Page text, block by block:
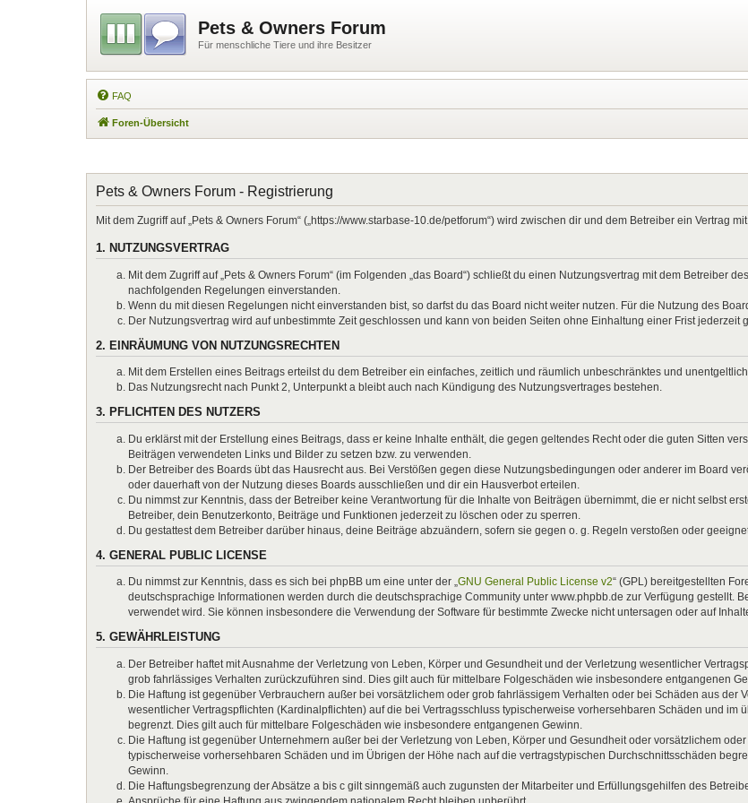
Pets & Owners Forum
Für menschliche Tiere und ihre Besitzer
FAQ
Foren-Übersicht
Pets & Owners Forum - Registrierung
Mit dem Zugriff auf „Pets & Owners Forum“ („https://www.starbase-10.de/petforum“) wird zwischen dir und dem Betreiber ein Vertrag
1. NUTZUNGSVERTRAG
Mit dem Zugriff auf „Pets & Owners Forum“ (im Folgenden „das Board“) schließt du einen Nutzungsvertrag mit dem Betreiber
nachfolgenden Regelungen einverstanden.
Wenn du mit diesen Regelungen nicht einverstanden bist, so darfst du das Board nicht weiter nutzen. Für die Nutzung des
Der Nutzungsvertrag wird auf unbestimmte Zeit geschlossen und kann von beiden Seiten ohne Einhaltung einer Frist jederzeit
2. EINRÄUMUNG VON NUTZUNGSRECHTEN
Mit dem Erstellen eines Beitrags erteilst du dem Betreiber ein einfaches, zeitlich und räumlich unbeschränktes und
Das Nutzungsrecht nach Punkt 2, Unterpunkt a bleibt auch nach Kündigung des Nutzungsvertrages bestehen.
3. PFLICHTEN DES NUTZERS
Du erklärst mit der Erstellung eines Beitrags, dass er keine Inhalte enthält, die gegen geltendes Recht oder die guten Sitten
Beiträgen verwendeten Links und Bilder zu setzen bzw. zu verwenden.
Der Betreiber des Boards übt das Hausrecht aus. Bei Verstößen gegen diese Nutzungsbedingungen oder anderer im Board
oder dauerhaft von der Nutzung dieses Boards ausschließen und dir ein Hausverbot erteilen.
Du nimmst zur Kenntnis, dass der Betreiber keine Verantwortung für die Inhalte von Beiträgen übernimmt, die er nicht selbst
Betreiber, dein Benutzerkonto, Beiträge und Funktionen jederzeit zu löschen oder zu sperren.
Du gestattest dem Betreiber darüber hinaus, deine Beiträge abzuändern, sofern sie gegen o. g. Regeln verstoßen oder
4. GENERAL PUBLIC LICENSE
Du nimmst zur Kenntnis, dass es sich bei phpBB um eine unter der „GNU General Public License v2“ (GPL) bereitgestellten
deutschsprachige Informationen werden durch die deutschsprachige Community unter www.phpbb.de zur Verfügung gestellt.
verwendet wird. Sie können insbesondere die Verwendung der Software für bestimmte Zwecke nicht untersagen oder auf
5. GEWÄHRLEISTUNG
Der Betreiber haftet mit Ausnahme der Verletzung von Leben, Körper und Gesundheit und der Verletzung wesentlicher
grob fahrlässiges Verhalten zurückzuführen sind. Dies gilt auch für mittelbare Folgeschäden wie insbesondere entgangenen
Die Haftung ist gegenüber Verbrauchern außer bei vorsätzlichem oder grob fahrlässigem Verhalten oder bei Schäden aus der
wesentlicher Vertragspflichten (Kardinalpflichten) auf die bei Vertragsschluss typischerweise vorhersehbaren Schäden und
begrenzt. Dies gilt auch für mittelbare Folgeschäden wie insbesondere entgangenen Gewinn.
Die Haftung ist gegenüber Unternehmern außer bei der Verletzung von Leben, Körper und Gesundheit oder vorsätzlichem
typischerweise vorhersehbaren Schäden und im Übrigen der Höhe nach auf die vertragstypischen Durchschnittsschäden
Gewinn.
Die Haftungsbegrenzung der Absätze a bis c gilt sinngemäß auch zugunsten der Mitarbeiter und Erfüllungsgehilfen des